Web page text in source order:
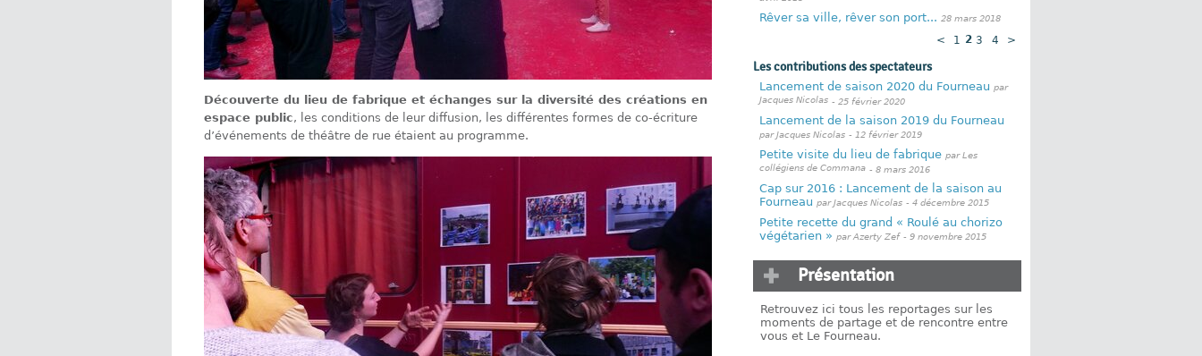
Découverte du lieu de fabrique et échanges sur la diversité des créations en
espace public, les conditions de leur diffusion, les différentes formes de co-écriture
d’événements de théâtre de rue étaient au programme.
Rêver sa ville, rêver son port... 28 mars 2018
< 1 2 3 4 >
Les contributions des spectateurs
Lancement de saison 2020 du Fourneau par
Jacques Nicolas - 25 février 2020
Lancement de la saison 2019 du Fourneau
par Jacques Nicolas - 12 février 2019
Petite visite du lieu de fabrique par Les
collégiens de Commana - 8 mars 2016
Cap sur 2016 : Lancement de la saison au
Fourneau par Jacques Nicolas - 4 décembre 2015
Petite recette du grand « Roulé au chorizo
végétarien » par Azerty Zef - 9 novembre 2015
Présentation
Retrouvez ici tous les reportages sur les
moments de partage et de rencontre entre
vous et Le Fourneau.